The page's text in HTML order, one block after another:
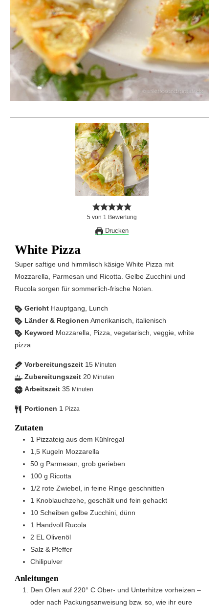
5 von 1 Bewertung
Drucken
White Pizza
Super saftige und himmlisch käsige White Pizza mit
Mozzarella, Parmesan und Ricotta. Gelbe Zucchini und
Rucola sorgen für sommerlich-frische Noten.
Gericht Hauptgang, Lunch
Länder & Regionen Amerikanisch, italienisch
Keyword Mozzarella, Pizza, vegetarisch, veggie, white
pizza
Vorbereitungszeit 15 Minuten
Zubereitungszeit 20 Minuten
Arbeitszeit 35 Minuten
Portionen 1 Pizza
Zutaten
1 Pizzateig aus dem Kühlregal
1,5 Kugeln Mozzarella
50 g Parmesan, grob gerieben
100 g Ricotta
1/2 rote Zwiebel, in feine Ringe geschnitten
1 Knoblauchzehe, geschält und fein gehackt
10 Scheiben gelbe Zucchini, dünn
1 Handvoll Rucola
2 EL Olivenöl
Salz & Pfeffer
Chilipulver
Anleitungen
Den Ofen auf 220° C Ober- und Unterhitze vorheizen –
oder nach Packungsanweisung bzw. so, wie ihr eure